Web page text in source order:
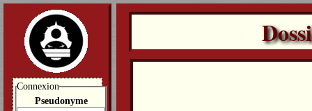
Connexion
Pseudonyme